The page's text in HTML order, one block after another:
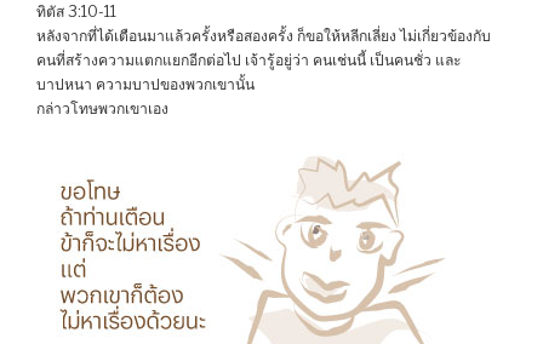
ทิตัส 3:10-11
หลังจากที่ได้เตือนมาแล้วครั้งหรือสองครั้ง ก็ขอให้หลีกเลี่ยง ไม่เกี่ยวข้องกับ
คนที่สร้างความแตกแยกอีกต่อไป เจ้ารู้อยู่ว่า คนเช่นนี้ เป็นคนชั่ว และ
บาปหนา ความบาปของพวกเขานั้น
กล่าวโทษพวกเขาเอง